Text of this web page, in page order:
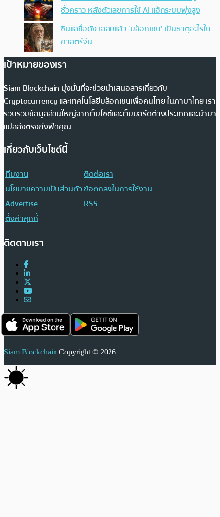
ชั่วคราว หลังตัวเลขการใช้ AI แฮ็กระบบพุ่งสูง
ซินแสชื่อดัง เฉลยแล้ว ‘บล็อกเชน’ เป็นธาตุอะไรใน
ศาสตร์จีน
เป้าหมายของเรา
Siam Blockchain มุ่งมั่นที่จะช่วยนำเสนอสารเกี่ยวกับ
Cryptocurrency และเทคโนโลยีบล็อกเชนเพื่อคนไทย ในภาษาไทย เรา
รวบรวมข้อมูลส่วนใหญ่จากเว็บไซต์และเว็บบอร์ดต่างประเทศและนำมา
แปลส่งตรงถึงฟีดคุณ
เกี่ยวกับเว็บไซต์นี้
ทีมงาน
ติดต่อเรา
นโยบายความเป็นส่วนตัวข้อตกลงในการใช้งาน
Advertise
RSS
ตั้งค่าคุกกี้
ติดตามเรา
Siam Blockchain Copyright © 2026.